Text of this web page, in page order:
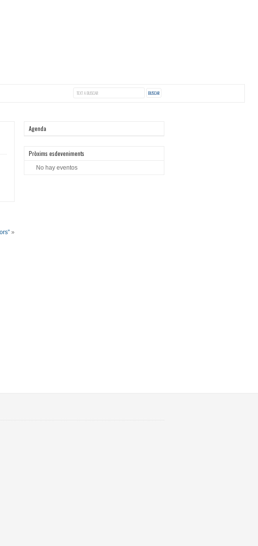
»
Agenda
Pròxims esdeveniments
No hay eventos